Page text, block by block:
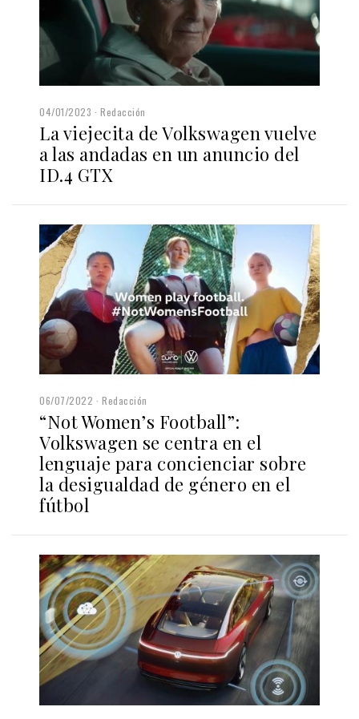
04/01/2023 Redacción
La viejecita de Volkswagen vuelve
a las andadas en un anuncio del
ID.4 GTX
06/07/2022 Redacción
“Not Women’s Football”:
Volkswagen se centra en el
lenguaje para concienciar sobre
la desigualdad de género en el
fútbol